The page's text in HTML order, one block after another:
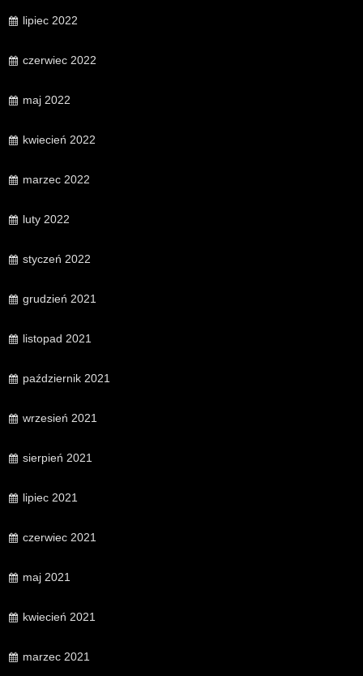
lipiec 2022
czerwiec 2022
maj 2022
kwiecień 2022
marzec 2022
luty 2022
styczeń 2022
grudzień 2021
listopad 2021
październik 2021
wrzesień 2021
sierpień 2021
lipiec 2021
czerwiec 2021
maj 2021
kwiecień 2021
marzec 2021